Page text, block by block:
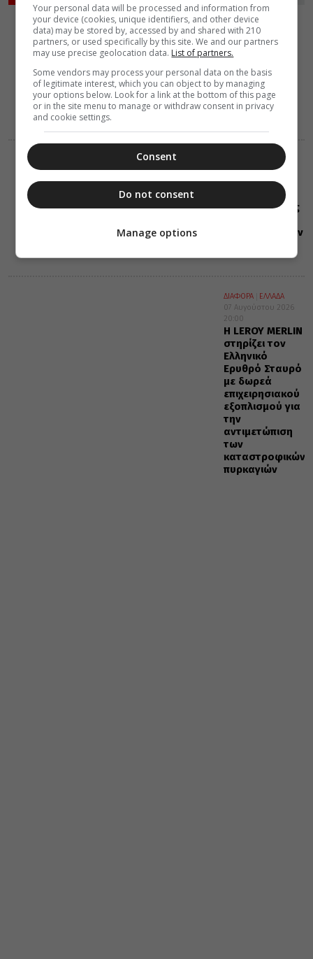
VIDEOS
08 Αυγούστου 2026
0:40
Οι λογισμοί
μπορεί να σε
τρελάνουν
(Βίντεο)
08 Αυγούστου 2026
0:39
Σαν σήμερα:
Όλες οι εορτές
που συνέβησαν
ΔΙΑΦΟΡΑ
ΕΛΛΑΔΑ
07 Αυγούστου 2026
20:00
Η LEROY MERLIN
στηρίζει τον
Ελληνικό
Ερυθρό Σταυρό
με δωρεά
επιχειρησιακού
εξοπλισμού για
την
αντιμετώπιση
των
καταστροφικών
πυρκαγιών
Your personal data will be processed and information from
your device (cookies, unique identifiers, and other device
data) may be stored by, accessed by and shared with 210
partners, or used specifically by this site. We and our partners
may use precise geolocation data. List of partners.
Some vendors may process your personal data on the basis
of legitimate interest, which you can object to by managing
your options below. Look for a link at the bottom of this page
or in the site menu to manage or withdraw consent in privacy
and cookie settings.
Consent
Do not consent
Manage options